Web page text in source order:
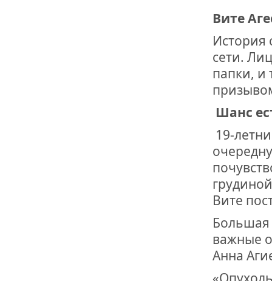
Вите
История
сети.
папки, и
Шанс
19-
Вите
Большая
важные
Анна